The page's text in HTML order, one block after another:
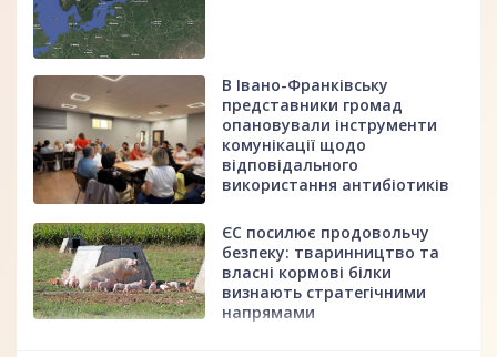
В Івано-Франківську
представники громад
опановували інструменти
комунікації щодо
відповідального
використання антибіотиків
ЄС посилює продовольчу
безпеку: тваринництво та
власні кормові білки
визнають стратегічними
напрямами